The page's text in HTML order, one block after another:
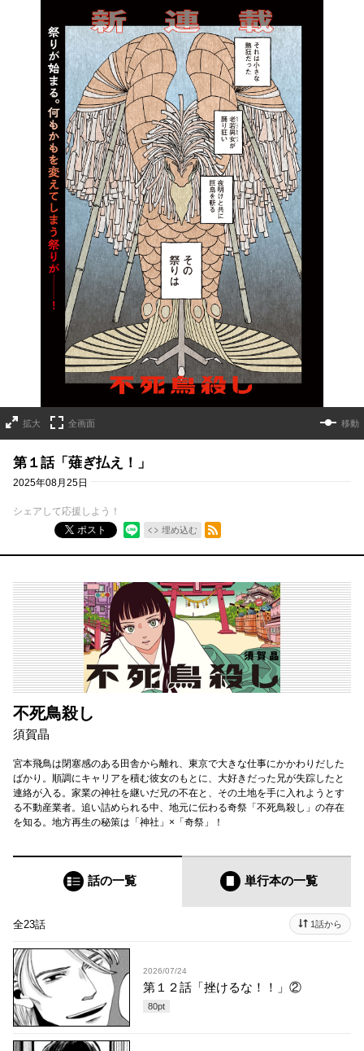
拡大 全画面 移動
第１話「薙ぎ払え！」
2025年08月25日
シェアして応援しよう！
ポスト
埋め込む
RSSフィード
不死鳥殺し
須賀晶
宮本飛鳥は閉塞感のある田舎から離れ、東京で大きな仕事にかかわりだした
ばかり。順調にキャリアを積む彼女のもとに、大好きだった兄が失踪したと
連絡が入る。家業の神社を継いだ兄の不在と、その土地を手に入れようとす
る不動産業者。追い詰められる中、地元に伝わる奇祭「不死鳥殺し」の存在
を知る。地方再生の秘策は「神社」×「奇祭」！
話の一覧 単行本の一覧
全23話 1話から
2026/07/24
第１２話「挫けるな！！」②
80pt